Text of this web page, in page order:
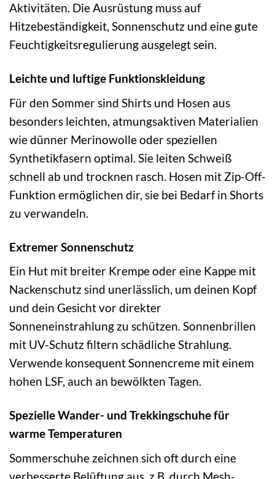
Aktivitäten. Die Ausrüstung muss auf
Hitzebeständigkeit, Sonnenschutz und eine gute
Feuchtigkeitsregulierung ausgelegt sein.
Leichte und luftige Funktionskleidung
Für den Sommer sind Shirts und Hosen aus
besonders leichten, atmungsaktiven Materialien
wie dünner Merinowolle oder speziellen
Synthetikfasern optimal. Sie leiten Schweiß
schnell ab und trocknen rasch. Hosen mit Zip-Off-
Funktion ermöglichen dir, sie bei Bedarf in Shorts
zu verwandeln.
Extremer Sonnenschutz
Ein Hut mit breiter Krempe oder eine Kappe mit
Nackenschutz sind unerlässlich, um deinen Kopf
und dein Gesicht vor direkter
Sonneneinstrahlung zu schützen. Sonnenbrillen
mit UV-Schutz filtern schädliche Strahlung.
Verwende konsequent Sonnencreme mit einem
hohen LSF, auch an bewölkten Tagen.
Spezielle Wander- und Trekkingschuhe für
warme Temperaturen
Sommerschuhe zeichnen sich oft durch eine
verbesserte Belüftung aus, z.B. durch Mesh-